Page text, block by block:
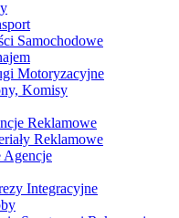
Samochodowe
Motoryzacyjne
Komisy
Reklamowe
Reklamowe
Agencje
Integracyjne